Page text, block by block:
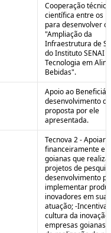
Cooperação
científica entre os
para desenvolver o
"Ampliação da
Infraestrutura de
do Instituto SENAI
Tecnologia em
Bebidas".
Apoio ao
desenvolvimento da
proposta por ele
apresentada.
Tecnova 2 - Apoiar
financeiramente
goianas que
projetos de
desenvolvimento
implementar
inovadores em sua
atuação; -
cultura da inovação
empresas goianas